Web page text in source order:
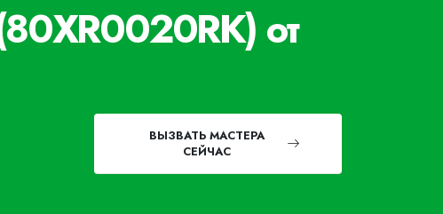
от
ВЫЗВАТЬ МАСТЕРА
СЕЙЧАС